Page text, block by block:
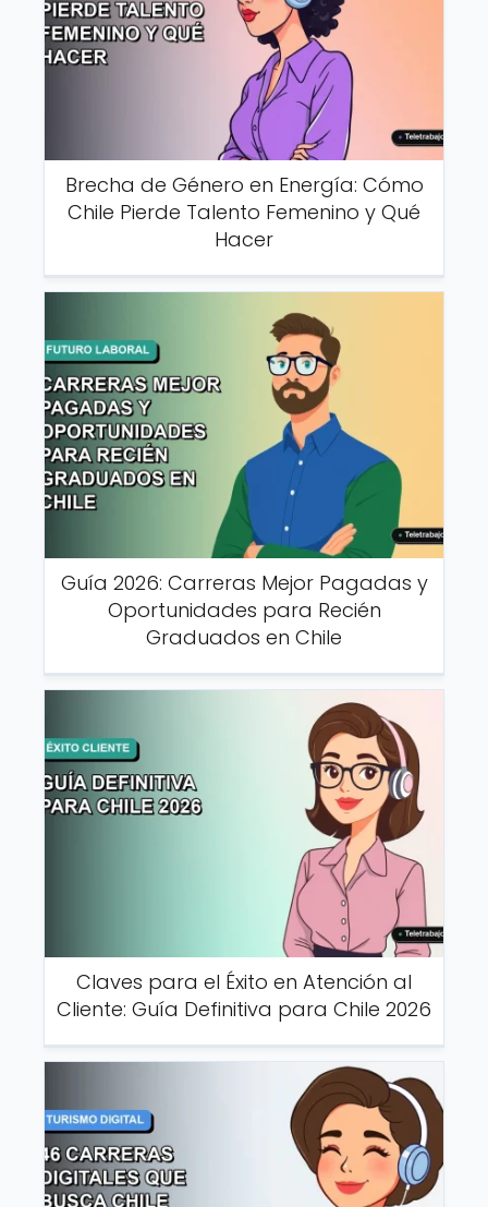
Brecha de Género en Energía: Cómo
Chile Pierde Talento Femenino y Qué
Hacer
Guía 2026: Carreras Mejor Pagadas y
Oportunidades para Recién
Graduados en Chile
Claves para el Éxito en Atención al
Cliente: Guía Definitiva para Chile 2026